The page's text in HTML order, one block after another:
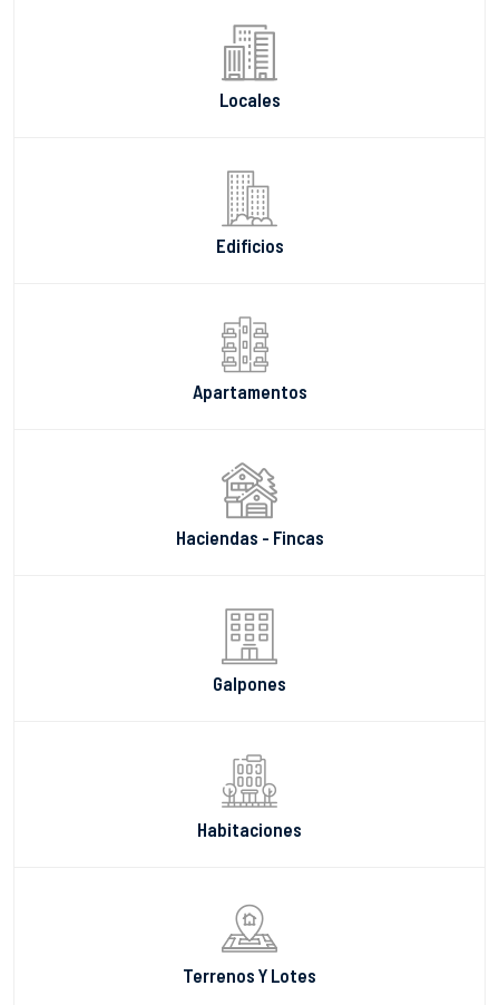
Locales
Edificios
Apartamentos
Haciendas - Fincas
Galpones
Habitaciones
Terrenos Y Lotes